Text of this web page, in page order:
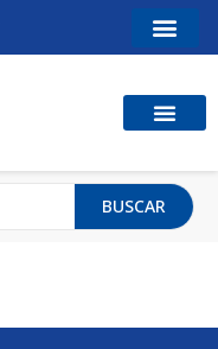
BUSCAR